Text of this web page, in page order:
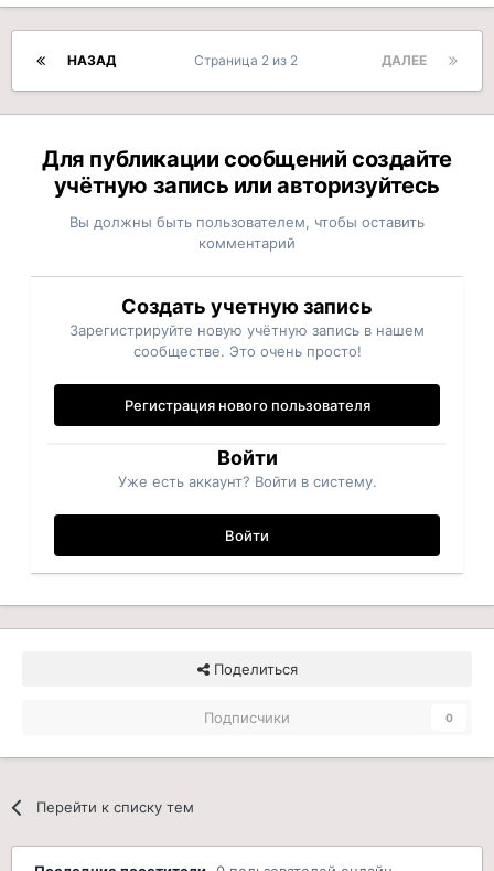
НАЗАД ДАЛЕЕ
Страница 2 из 2
Для публикации сообщений создайте
учётную запись или авторизуйтесь
Вы должны быть пользователем, чтобы оставить
комментарий
Создать учетную запись
Зарегистрируйте новую учётную запись в нашем
сообществе. Это очень просто!
Регистрация нового пользователя
Войти
Уже есть аккаунт? Войти в систему.
Войти
Поделиться
Подписчики 0
Перейти к списку тем